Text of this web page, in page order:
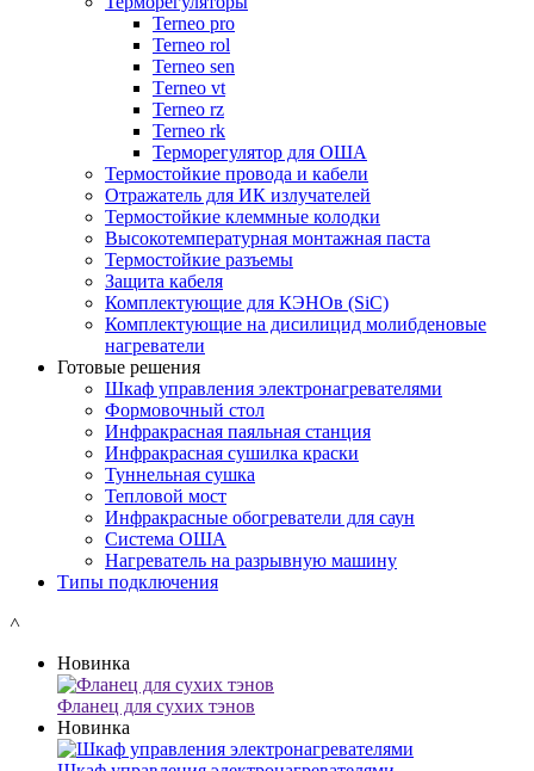
Terneo pro
Terneo rol
Terneo sen
Тerneo vt
Terneo rz
Terneo rk
Терморегулятор для ОША
Термостойкие провода и кабели
Отражатель для ИК излучателей
Термостойкие клеммные колодки
Высокотемпературная монтажная паста
Термостойкие разъемы
Защита кабеля
Комплектующие для КЭНОв (SiC)
Комплектующие на дисилицид молибденовые
нагреватели
Готовые решения
Шкаф управления электронагревателями
Формовочный стол
Инфракрасная паяльная станция
Инфракрасная сушилка краски
Туннельная сушка
Тепловой мост
Инфракрасные обогреватели для саун
Система ОША
Нагреватель на разрывную машину
Типы подключения
˄
Новинка
Фланец для сухих тэнов
Новинка